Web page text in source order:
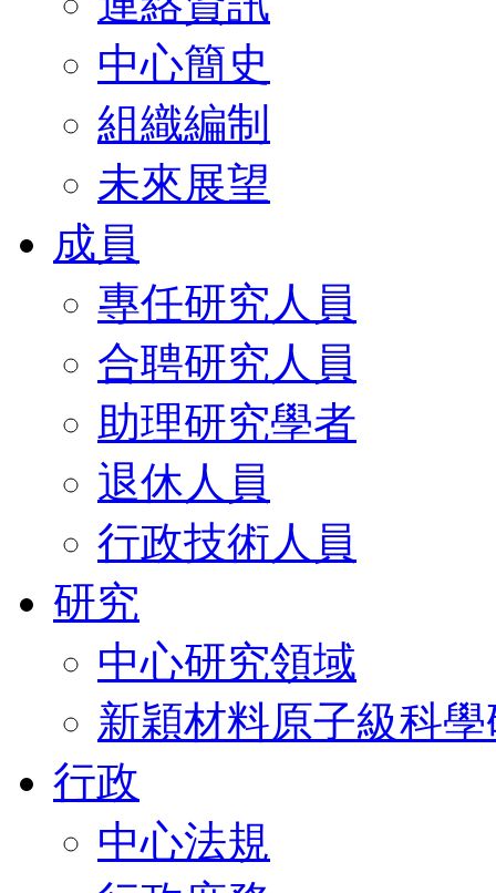
中心簡史
組織編制
未來展望
成員
專任研究人員
合聘研究人員
助理研究學者
退休人員
行政技術人員
研究
中心研究領域
新穎材料原子級科
行政
中心法規